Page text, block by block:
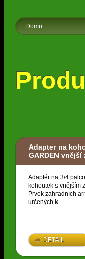
Domů
Adapter na
GARDEN
Adaptér na 3/4
kohoutek s vnějším
Prvek zahradních
určených k...
DETAIL